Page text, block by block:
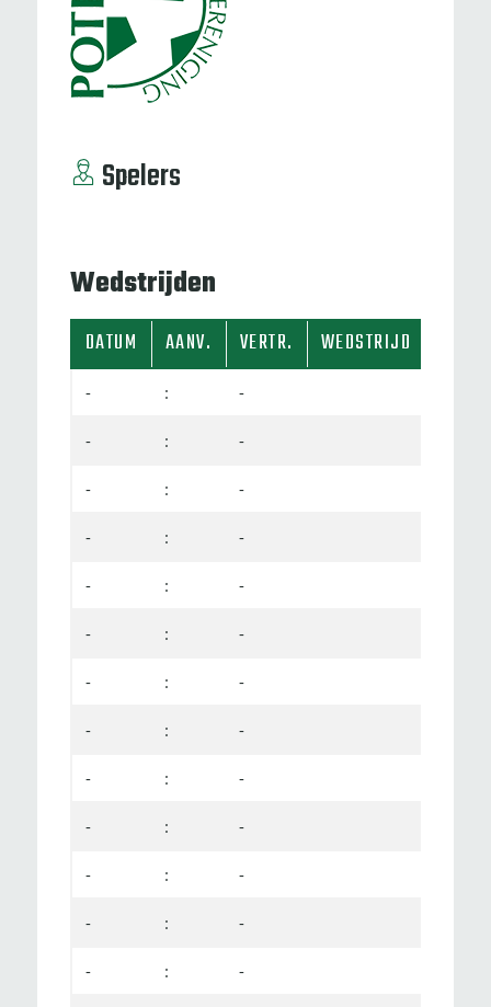
Spelers
Wedstrijden
DATUM AANV. VERTR. WEDSTRIJD
- : -
- : -
- : -
- : -
- : -
- : -
- : -
- : -
- : -
- : -
- : -
- : -
- : -